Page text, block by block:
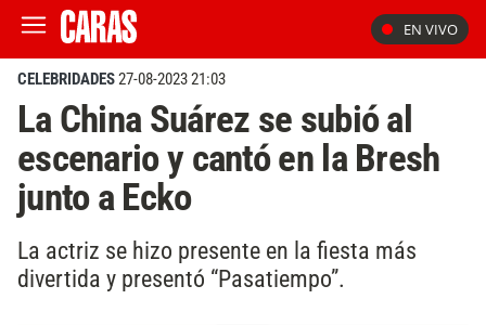
EN VIVO
CELEBRIDADES27-08-2023 21:03
La China Suárez se subió al
escenario y cantó en la Bresh
junto a Ecko
La actriz se hizo presente en la fiesta más
divertida y presentó “Pasatiempo”.